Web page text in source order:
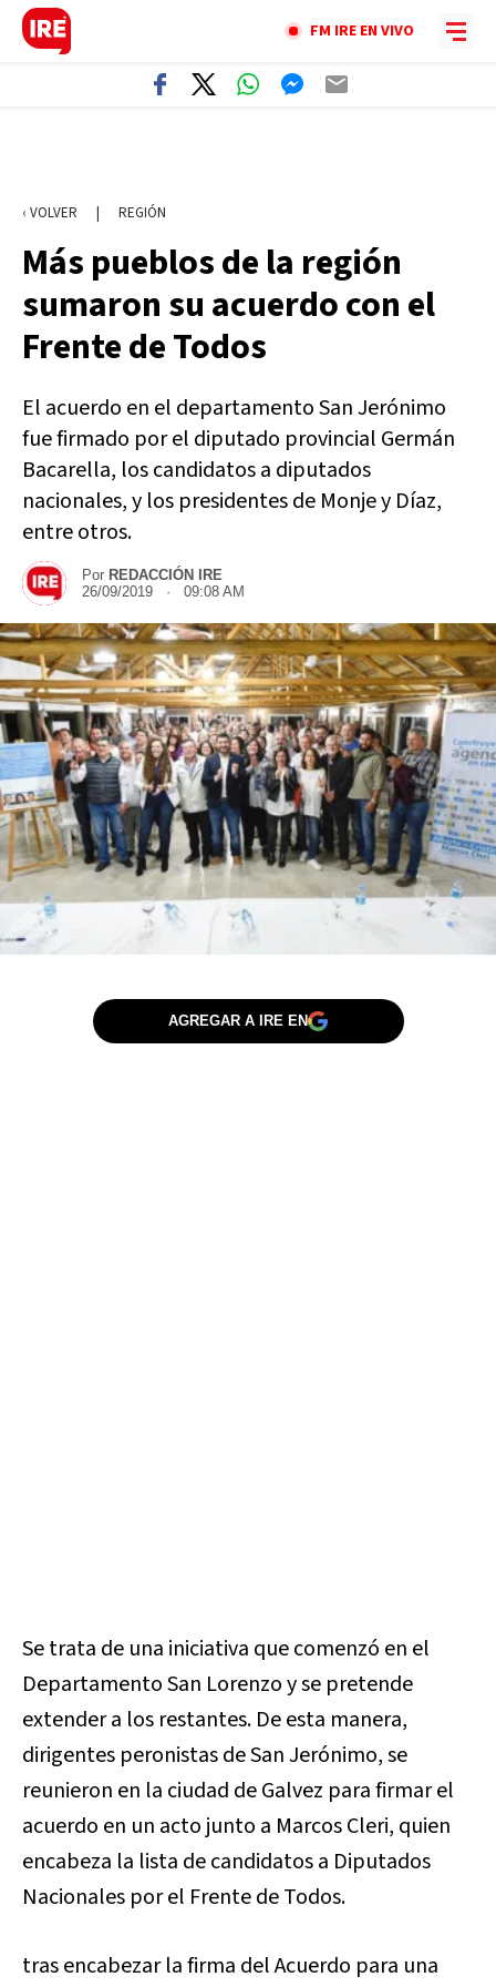
FM IRE EN VIVO
‹ VOLVER | REGIÓN
Más pueblos de la región
sumaron su acuerdo con el
Frente de Todos
El acuerdo en el departamento San Jerónimo
fue firmado por el diputado provincial Germán
Bacarella, los candidatos a diputados
nacionales, y los presidentes de Monje y Díaz,
entre otros.
Por REDACCIÓN IRE
26/09/2019 · 09:08 AM
AGREGAR A IRE EN
Se trata de una iniciativa que comenzó en el
Departamento San Lorenzo y se pretende
extender a los restantes. De esta manera,
dirigentes peronistas de San Jerónimo, se
reunieron en la ciudad de Galvez para firmar el
acuerdo en un acto junto a Marcos Cleri, quien
encabeza la lista de candidatos a Diputados
Nacionales por el Frente de Todos.
tras encabezar la firma del Acuerdo para una